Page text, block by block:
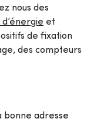
nous des
et
de fixation
des compteurs
bonne adresse